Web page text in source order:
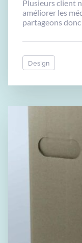
Plusieurs client
améliorer les
partageons
possible
réduire le flou
très simple
Design